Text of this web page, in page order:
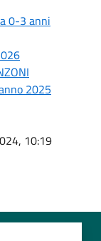
0-3 anni
2025
10:19